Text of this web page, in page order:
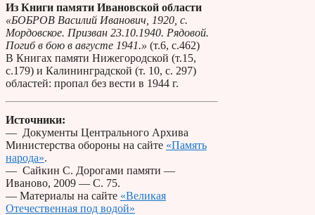
Из Книги памяти Ивановской области
«БОБРОВ Василий Иванович, 1920, с.
Мордовское. Призван 23.10.1940. Рядовой.
Погиб в бою в августе 1941.» (т.6, с.462)
В Книгах памяти Нижегородской (т.15,
с.179) и Калининградской (т. 10, с. 297)
областей: пропал без вести в 1944 г.
Источники:
— Документы Центрального Архива
Министерства обороны на сайте «Память
народа».
— Сайкин С. Дорогами памяти —
Иваново, 2009 — С. 75.
— Материалы на сайте «Великая
Отечественная под водой»